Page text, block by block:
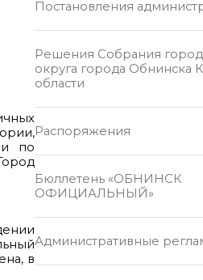
по
в
Постановления
Решения Собрания
округа города Обнинска
области
Распоряжения
Бюллетень «ОБНИНСК
ОФИЦИАЛЬНЫЙ»
Административные